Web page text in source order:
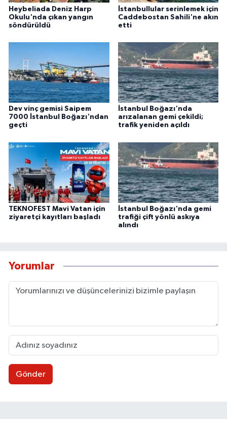
Heybeliada Deniz Harp
Okulu'nda çıkan yangın
söndürüldü
İstanbullular serinlemek için
Caddebostan Sahili'ne akın
etti
Dev vinç gemisi Saipem
7000 İstanbul Boğazı'ndan
geçti
İstanbul Boğazı'nda
arızalanan gemi çekildi;
trafik yeniden açıldı
TEKNOFEST Mavi Vatan için
ziyaretçi kayıtları başladı
İstanbul Boğazı'nda gemi
trafiği çift yönlü askıya
alındı
Yorumlar
Gönder